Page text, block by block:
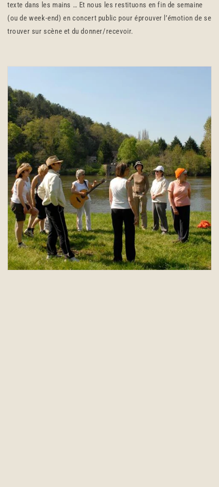
texte dans les mains … Et nous les restituons en fin de semaine
(ou de week-end) en concert public pour éprouver l’émotion de se
trouver sur scène et du donner/recevoir.